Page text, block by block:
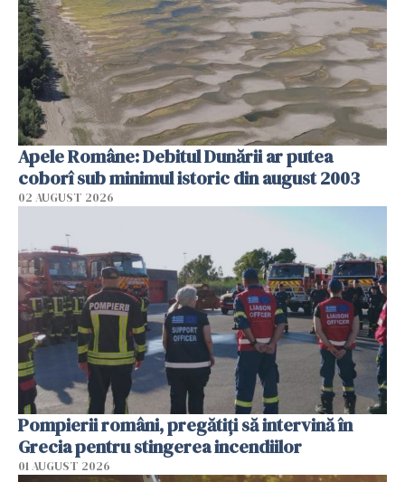
Apele Române: Debitul Dunării ar putea
coborî sub minimul istoric din august 2003
02 AUGUST 2026
Pompierii români, pregătiţi să intervină în
Grecia pentru stingerea incendiilor
01 AUGUST 2026